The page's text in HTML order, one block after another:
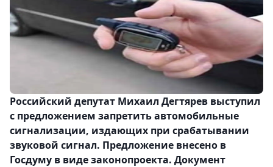
Российский депутат Михаил Дегтярев выступил
с предложением запретить автомобильные
сигнализации, издающих при срабатывании
звуковой сигнал. Предложение внесено в
Госдуму в виде законопроекта. Документ